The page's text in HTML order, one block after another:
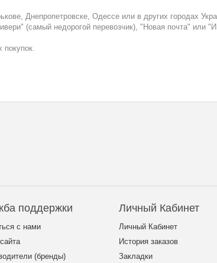
Днепропетровске, Одессе или в других городах
(самый недорогой перевозчик), "Новая почта" или
поддержки
с нами
(бренды)
Личный Кабинет
Личный Кабинет
История заказов
Закладки